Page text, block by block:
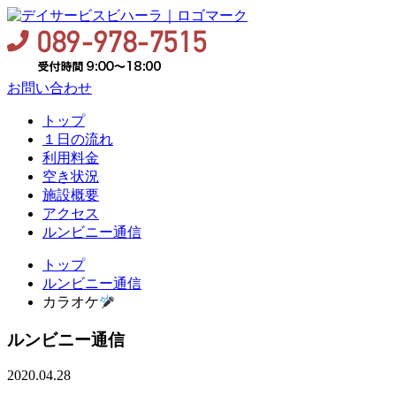
お問い合わせ
トップ
１日の流れ
利用料金
空き状況
施設概要
アクセス
ルンビニー通信
トップ
ルンビニー通信
カラオケ
ルンビニー通信
2020.04.28